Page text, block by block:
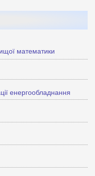
математики
енергообладнання